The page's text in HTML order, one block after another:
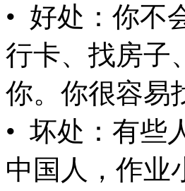
• 好处：你不
行卡、找房子
你。你很容
• 坏处：有些
中国人，作业